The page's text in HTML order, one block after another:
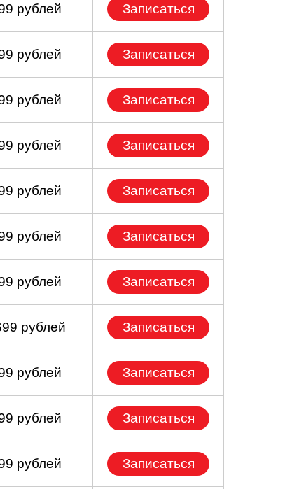
рублей Записаться
рублей Записаться
рублей Записаться
рублей Записаться
рублей Записаться
рублей Записаться
рублей Записаться
рублей Записаться
рублей Записаться
рублей Записаться
рублей Записаться